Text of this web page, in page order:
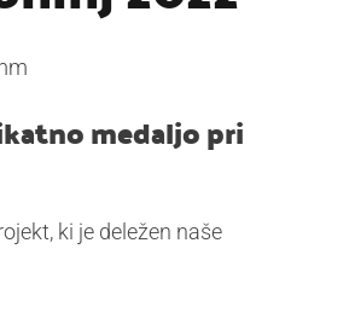
medaljo pri
ki je deležen naše